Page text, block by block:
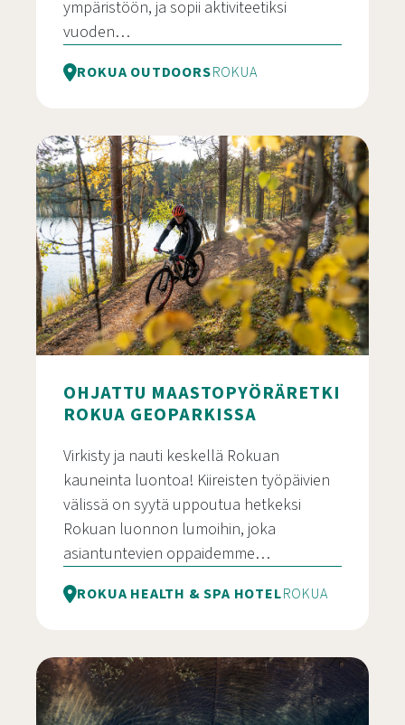
ympäristöön, ja sopii aktiviteetiksi
vuoden…
ROKUA OUTDOORSROKUA
OHJATTU MAASTOPYÖRÄRETKI
ROKUA GEOPARKISSA
Virkisty ja nauti keskellä Rokuan
kauneinta luontoa! Kiireisten työpäivien
välissä on syytä uppoutua hetkeksi
Rokuan luonnon lumoihin, joka
asiantuntevien oppaidemme…
ROKUA HEALTH & SPA HOTELROKUA